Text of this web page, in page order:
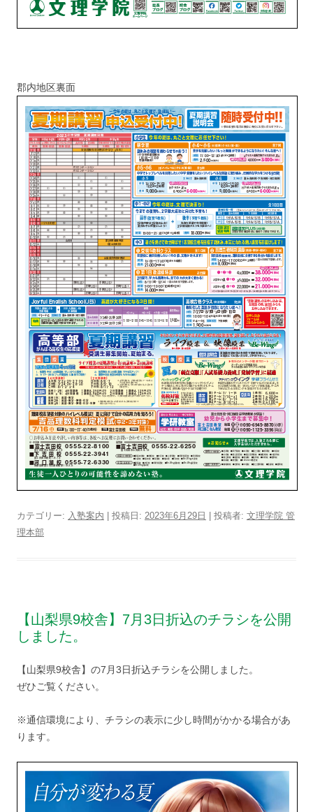
郡内地区裏面
カテゴリー: 入塾案内 | 投稿日: 2023年6月29日 | 投稿者: 文理学院 管
理本部
【山梨県9校舎】7月3日折込のチラシを公開
しました。
【山梨県9校舎】の7月3日折込チラシを公開しました。
ぜひご覧ください。
※通信環境により、チラシの表示に少し時間がかかる場合があ
ります。